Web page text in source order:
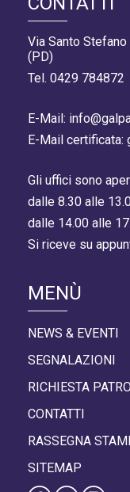
Via Santo
(PD)
Tel. 0429 784872
E-Mail:
E-Mail certificata:
Gli uffici sono
dalle 8.30 alle
dalle 14.00 alle
Si riceve su
MENÙ
NEWS & EVENTI
SEGNALAZIONI
RICHIESTA
CONTATTI
RASSEGNA
SITEMAP